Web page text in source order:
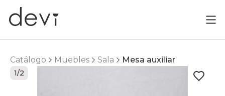
Catálogo Muebles Sala Mesa auxiliar
1/2